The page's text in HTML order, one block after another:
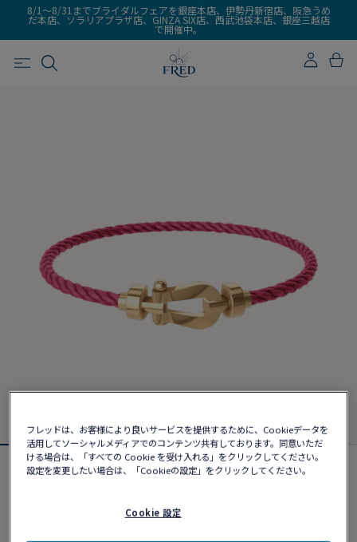
8/1～8/31までブライダルフェアを銀座本店、伊勢丹新宿店、阪急うめ
だ本店、ソラリアプラザ店、GINZA SIX店、西武池袋本店、銀座三越店
で開催中。
カスタマイズ可能
フレッドは、お客様により良いサービスを提供するために、Cookieデータを
活用してソーシャルメディアでのコンテンツ共有しております。同意いただ
ける場合は、「すべての Cookie を受け入れる」をクリックしてください。
設定を変更したい場合は、「Cookieの設定」をクリックしてください。
Cookie 設定